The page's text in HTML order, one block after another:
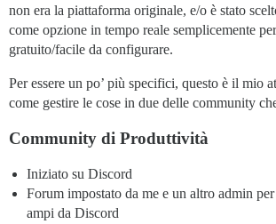
non era la piattaforma originale, e/o è stato
come opzione in tempo reale semplicemente
gratuito/facile da configurare.
Per essere un po’ più specifici, questo è il mio
come gestire le cose in due delle community
Community di Produttività
Iniziato su Discord
Forum impostato da me e un altro admin
ampi da Discord